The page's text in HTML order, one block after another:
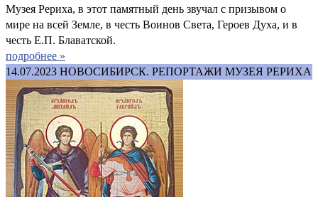
Музея Рериха, в этот памятный день звучал с призывом о
мире на всей Земле, в честь Воинов Света, Героев Духа, и в
честь Е.П. Блаватской.
подробнее »
14.07.2023 НОВОСИБИРСК. РЕПОРТАЖИ МУЗЕЯ РЕРИХА